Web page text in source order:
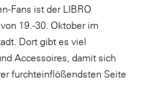
Fans ist der LIBRO
19.-30. Oktober im
Dort gibt es viel
Accessoires, damit sich
furchteinflößendsten Seite